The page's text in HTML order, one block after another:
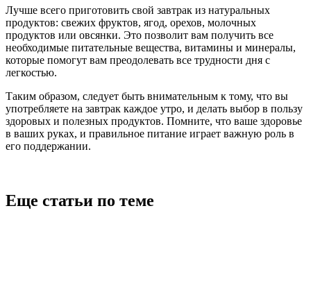
Лучше всего приготовить свой завтрак из натуральных
продуктов: свежих фруктов, ягод, орехов, молочных
продуктов или овсянки. Это позволит вам получить все
необходимые питательные вещества, витамины и минералы,
которые помогут вам преодолевать все трудности дня с
легкостью.
Таким образом, следует быть внимательным к тому, что вы
употребляете на завтрак каждое утро, и делать выбор в пользу
здоровых и полезных продуктов. Помните, что ваше здоровье
в ваших руках, и правильное питание играет важную роль в
его поддержании.
Еще статьи по теме